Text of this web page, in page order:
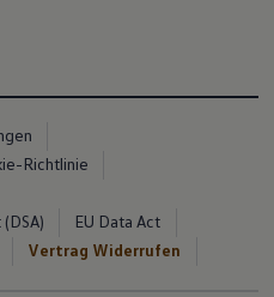
Richtlinie
EU Data Act
Vertrag Widerrufen